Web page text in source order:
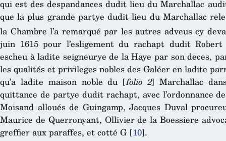
qui est des despandances dudit lieu du Marchallac
que la plus grande partye dudit lieu du Marchallac
la Chambre l’a remarqué par les autres adveus cy
juin 1615 pour l’esligement du rachapt dudit
escheu à ladite seigneurye de la Haye par son deces,
les qualités et privileges nobles des Galéer en ladite
qu’a ladite maison noble du [folio 2] Marchallac
quittance de partye dudit rachapt, avec l’ordonnance
Moisand alloués de Guingamp, Jacques Duval
Maurice de Querronyant, Ollivier de la Boessiere
greffier aux paraffes, et cotté G [10].